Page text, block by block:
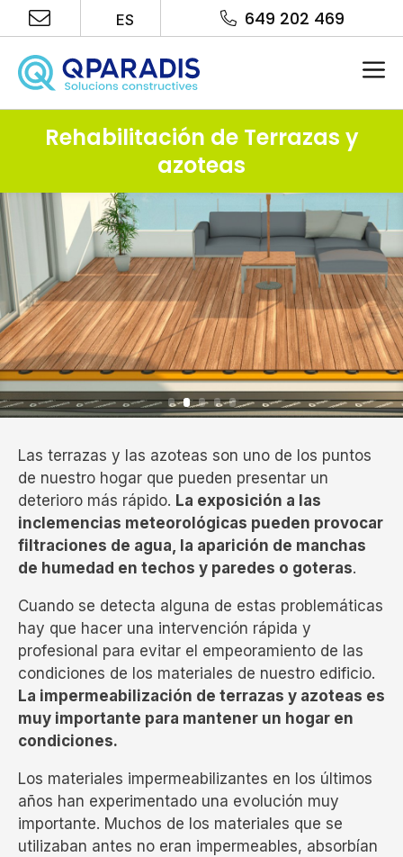
Saltar
al
contenido
ES 649 202 469
Rehabilitación de Terrazas y
azoteas
Las terrazas y las azoteas son uno de los puntos
de nuestro hogar que pueden presentar un
deterioro más rápido. La exposición a las
inclemencias meteorológicas pueden provocar
filtraciones de agua, la aparición de manchas
de humedad en techos y paredes o goteras.
Cuando se detecta alguna de estas problemáticas
hay que hacer una intervención rápida y
profesional para evitar el empeoramiento de las
condiciones de los materiales de nuestro edificio.
La impermeabilización de terrazas y azoteas es
muy importante para mantener un hogar en
condiciones.
Los materiales impermeabilizantes en los últimos
años han experimentado una evolución muy
importante. Muchos de los materiales que se
utilizaban antes no eran impermeables, absorbían